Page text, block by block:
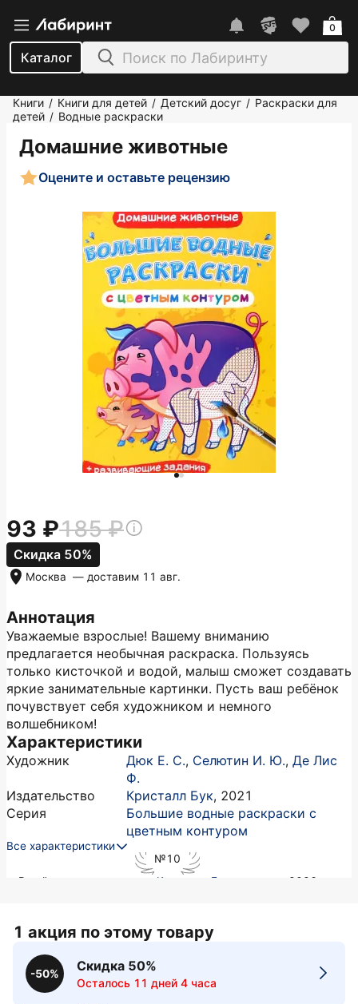
Каталог
0
Книги / Книги для детей / Детский досуг / Раскраски для
детей / Водные раскраски
Домашние животные
Оцените и оставьте рецензию
Аннотация
Уважаемые взрослые! Вашему вниманию
предлагается необычная раскраска. Пользуясь
только кисточкой и водой, малыш сможет создавать
яркие занимательные картинки. Пусть ваш ребёнок
почувствует себя художником и немного
волшебником!
Характеристики
Художник Дюк Е. С., Селютин И. Ю., Де Лис
Ф.
Издательство
Кристалл Бук, 2021
Серия
Большие водные раскраски с
цветным контуром
Все характеристики
№10
в рейтинге издательства Кристалл Бук в августе 2026
93 185
Скидка 50%
Москва — доставим 11 авг.
1 акция по этому товару
-50%
Скидка 50%
Осталось 11 дней 4 часа